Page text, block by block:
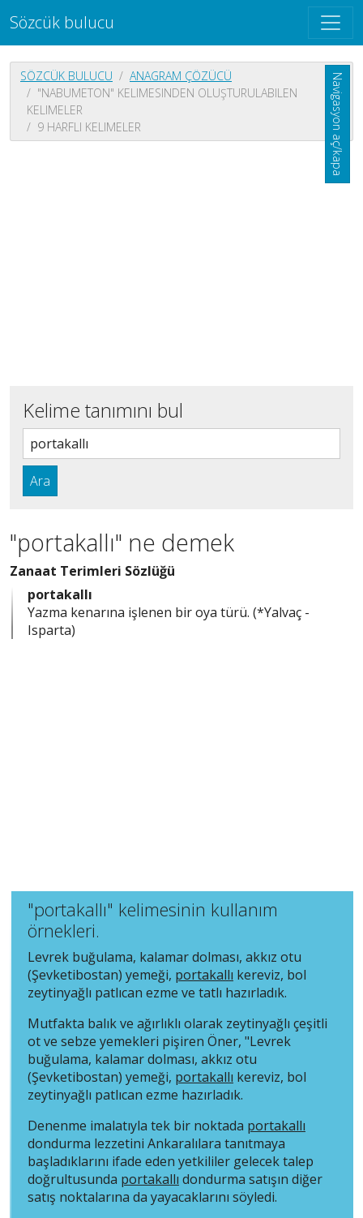
Sözcük bulucu
Navigasyon aç/kapa
SÖZCÜK BULUCU
ANAGRAM ÇÖZÜCÜ
"NABUMETON" KELIMESINDEN OLUŞTURULABILEN
KELIMELER
9 HARFLI KELIMELER
Kelime tanımını bul
Ara
"portakallı" ne demek
Zanaat Terimleri Sözlüğü
portakallı
Yazma kenarına işlenen bir oya türü. (*Yalvaç -
Isparta)
"portakallı" kelimesinin kullanım
örnekleri.
Levrek buğulama, kalamar dolması, akkız otu
(Şevketibostan) yemeği, portakallı kereviz, bol
zeytinyağlı patlıcan ezme ve tatlı hazırladık.
Mutfakta balık ve ağırlıklı olarak zeytinyağlı çeşitli
ot ve sebze yemekleri pişiren Öner, "Levrek
buğulama, kalamar dolması, akkız otu
(Şevketibostan) yemeği, portakallı kereviz, bol
zeytinyağlı patlıcan ezme hazırladık.
Denenme imalatıyla tek bir noktada portakallı
dondurma lezzetini Ankaralılara tanıtmaya
başladıklarını ifade eden yetkililer gelecek talep
doğrultusunda portakallı dondurma satışın diğer
satış noktalarına da yayacaklarını söyledi.